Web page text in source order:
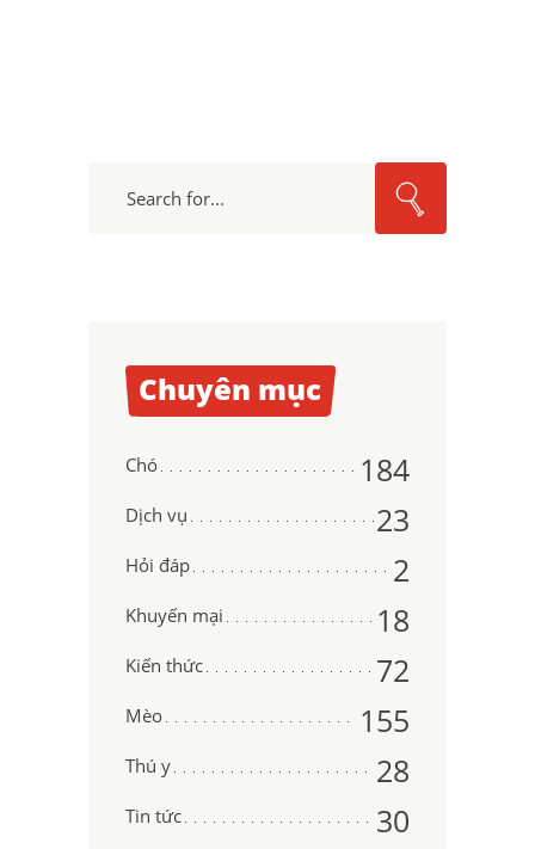
Chuyên mục
Chó 184
Dịch vụ 23
Hỏi đáp 2
Khuyến mại 18
Kiến thức 72
Mèo 155
Thú y 28
Tin tức 30